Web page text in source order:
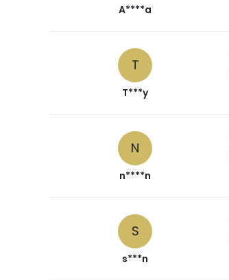
A****a
T
T***y
N
n****n
S
s***n